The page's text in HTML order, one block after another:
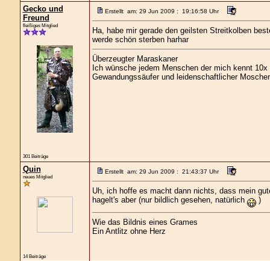
Gecko und
Freund
fleißiges Mitglied
301 Beiträge
Erstellt am: 29 Jun 2009 : 19:16:58 Uhr
Ha, habe mir gerade den geilsten Streitkolben
werde schön sterben harhar
Überzeugter Maraskaner
Ich wünsche jedem Menschen der mich kennt
Gewandungssäufer und leidenschaftlicher Moscher
Quin
neues Mitglied
14 Beiträge
Erstellt am: 29 Jun 2009 : 21:43:37 Uhr
Uh, ich hoffe es macht dann nichts, dass mein
hagelt's aber (nur bildlich gesehen, natürlich
)
Wie das Bildnis eines Grames
Ein Antlitz ohne Herz